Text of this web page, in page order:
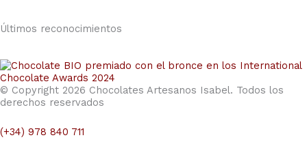
Últimos reconocimientos
© Copyright 2026 Chocolates Artesanos Isabel. Todos los
derechos reservados
(+34) 978 840 711